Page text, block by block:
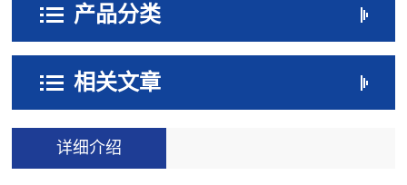
产品分类
相关文章
详细介绍